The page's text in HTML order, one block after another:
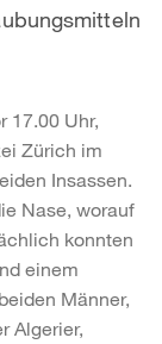
17.00 Uhr,
Zürich im
Insassen.
Nase, worauf
konnten
einem
Männer,
Algerier,